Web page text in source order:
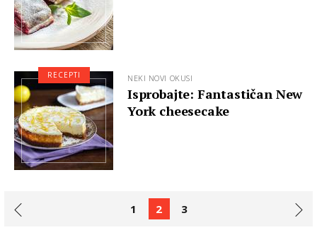
NEKI NOVI OKUSI
Isprobajte: Fantastičan New
York cheesecake
RECEPTI
1 2 3